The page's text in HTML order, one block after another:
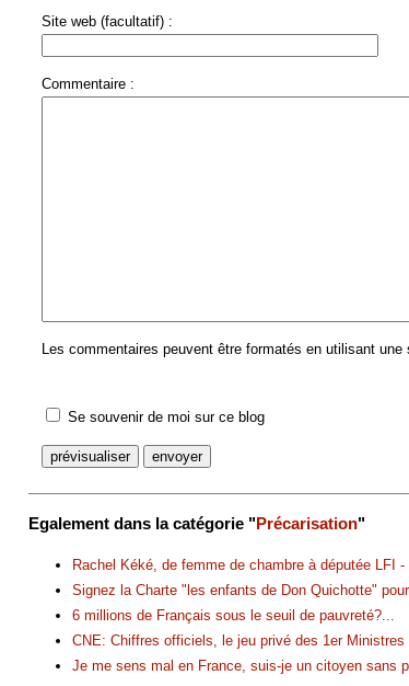
Site web (facultatif) :
Commentaire :
Les commentaires peuvent être formatés en utilisant
Se souvenir de moi sur ce blog
Egalement dans la catégorie "Précarisation"
Rachel Kéké, de femme de chambre à députée LFI
Signez la Charte "les enfants de Don Quichotte"
6 millions de Français sous le seuil de pauvreté?...
CNE: Chiffres officiels, le jeu privé des 1er Ministres
Je me sens mal en France, suis-je un citoyen sans